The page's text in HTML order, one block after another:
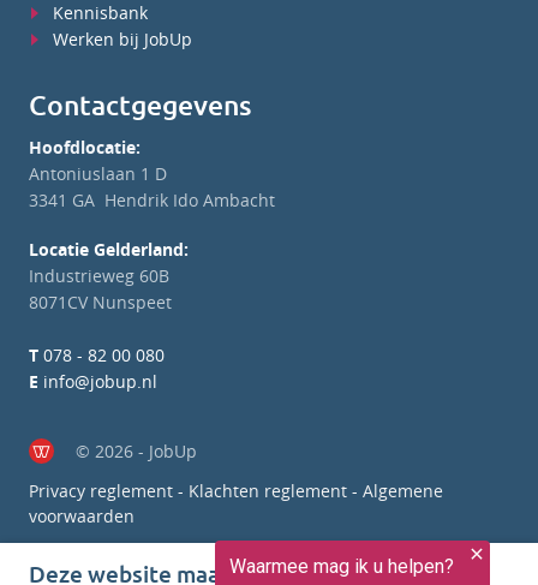
Kennisbank
Werken bij JobUp
Contactgegevens
Hoofdlocatie:
Antoniuslaan 1 D
3341 GA Hendrik Ido Ambacht
Locatie Gelderland:
Industrieweg 60B
8071CV Nunspeet
T 078 - 82 00 080
E info@jobup.nl
© 2026 - JobUp
Privacy reglement - Klachten reglement - Algemene
voorwaarden
Deze website maakt gebruik van cookies